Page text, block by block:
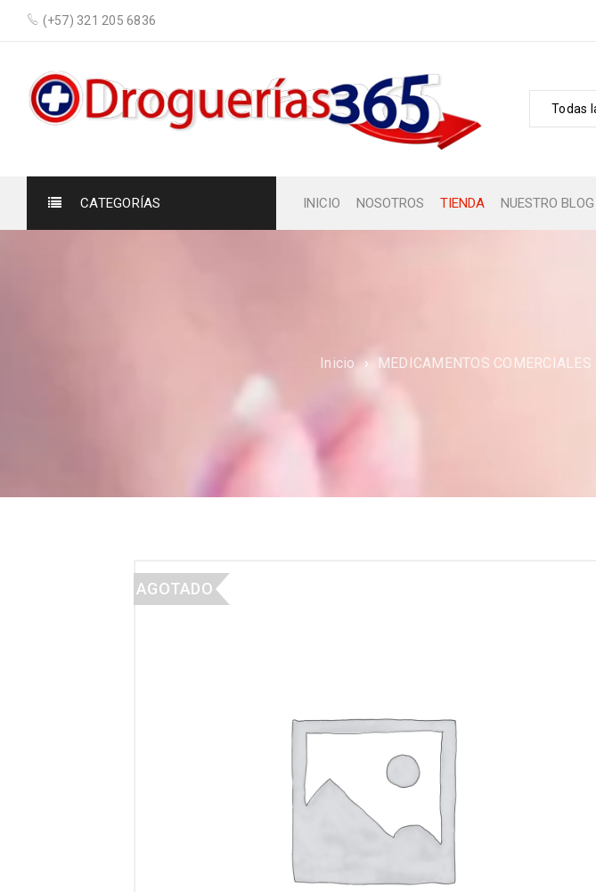
(+57) 321 205 6836
Todas
CATEGORÍAS INICIO NOSOTROS TIENDA NUESTRO BLOG
Inicio › MEDICAMENTOS COMERCIALES
AGOTADO